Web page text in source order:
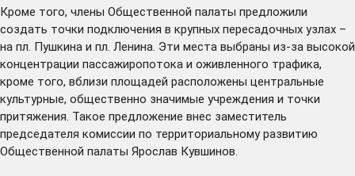
Кроме того, члены Общественной палаты предложили
создать точки подключения в крупных пересадочных узлах –
на пл. Пушкина и пл. Ленина. Эти места выбраны из-за высокой
концентрации пассажиропотока и оживленного трафика,
кроме того, вблизи площадей расположены центральные
культурные, общественно значимые учреждения и точки
притяжения. Такое предложение внес заместитель
председателя комиссии по территориальному развитию
Общественной палаты Ярослав Кувшинов.